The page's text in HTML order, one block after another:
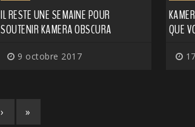
IL RESTE UNE SEMAINE POUR
SOUTENIR KAMERA OBSCURA
9 octobre 2017
QUE
› »